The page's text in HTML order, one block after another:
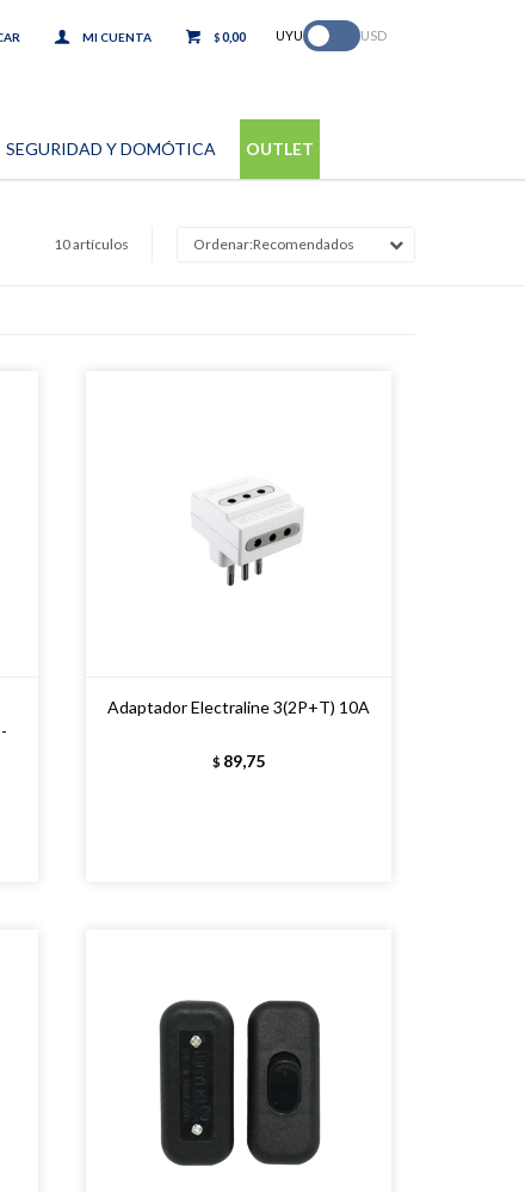
SEGURIDAD Y DOMÓTICA OUTLET
$0,00 UYU USD
10 artículos Recomendados
Adaptador Electraline 3(2P+T) 10A
$ 89,75